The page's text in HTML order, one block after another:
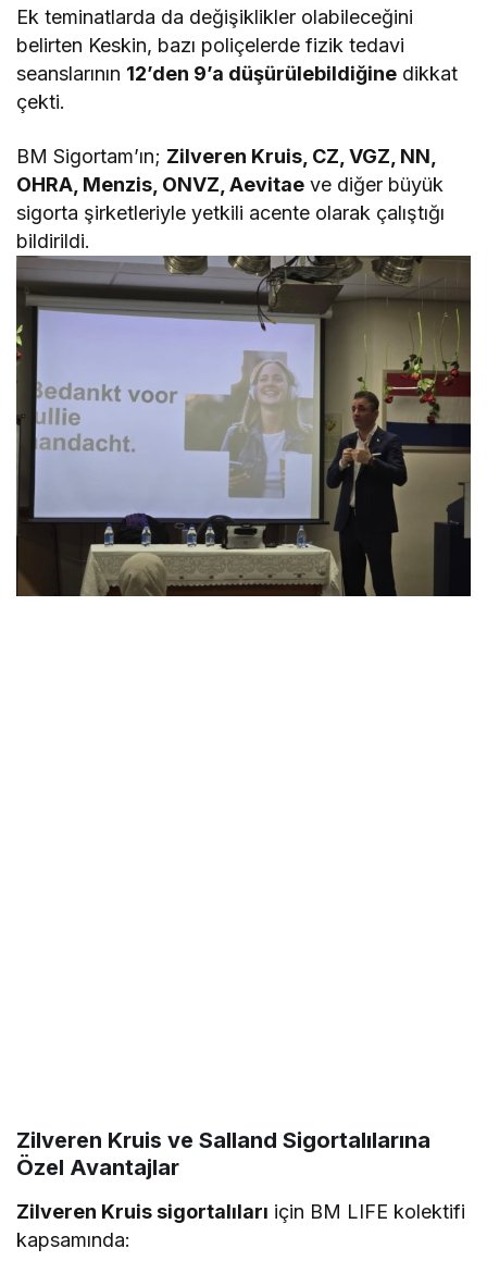
Ek teminatlarda da değişiklikler olabileceğini
belirten Keskin, bazı poliçelerde fizik tedavi
seanslarının 12’den 9’a düşürülebildiğine dikkat
çekti.
BM Sigortam’ın; Zilveren Kruis, CZ, VGZ, NN,
OHRA, Menzis, ONVZ, Aevitae ve diğer büyük
sigorta şirketleriyle yetkili acente olarak çalıştığı
bildirildi.
Zilveren Kruis ve Salland Sigortalılarına
Özel Avantajlar
Zilveren Kruis sigortalıları için BM LIFE kolektifi
kapsamında: